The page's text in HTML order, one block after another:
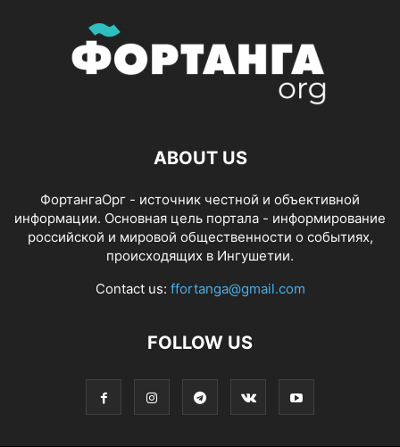
ABOUT US
ФортангаОрг - источник честной и объективной
информации. Основная цель портала - информирование
российской и мировой общественности о событиях,
происходящих в Ингушетии.
Contact us: ffortanga@gmail.com
FOLLOW US